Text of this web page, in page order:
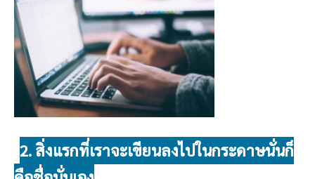
2. สิ่งแรกที่เราจะเขียนลงไปในกระดาษนั่นก็